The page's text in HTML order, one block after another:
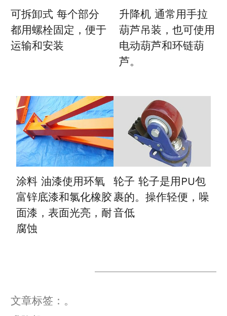
可拆卸式每个部分
都用螺栓固定，便于
运输和安装
升降机 通常用手拉
葫芦吊装，也可使用
电动葫芦和环链葫
芦。
涂料 油漆使用环氧
富锌底漆和氯化橡胶
面漆，表面光亮，耐
腐蚀
轮子 轮子是用PU包
裹的。操作轻便，噪
音低
文章标签：。